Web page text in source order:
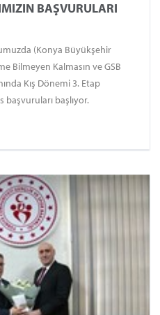
BAŞVURULARI
(Konya Büyükşehir
Bilmeyen Kalmasın ve GSB
Kış Dönemi 3. Etap
başvuruları başlıyor.